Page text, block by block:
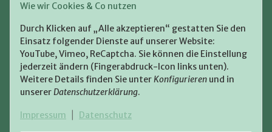
Wie wir Cookies & Co nutzen
Durch Klicken auf „Alle akzeptieren“ gestatten Sie den
Einsatz folgender Dienste auf unserer Website:
YouTube, Vimeo, ReCaptcha. Sie können die Einstellung
jederzeit ändern (Fingerabdruck-Icon links unten).
Weitere Details finden Sie unterKonfigurieren und in
unsererDatenschutzerklärung.
Impressum Datenschutz
Zugestellt durch: